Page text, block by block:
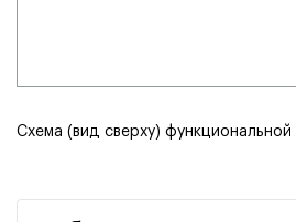
Схема (вид сверху) функциональной